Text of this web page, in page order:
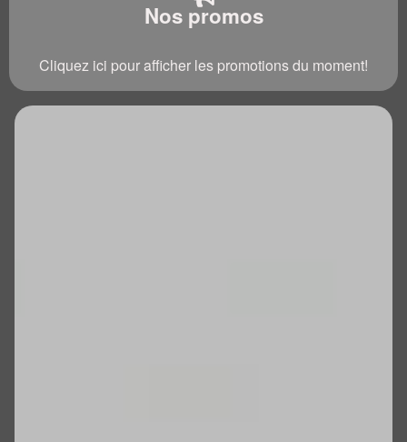
Nos promos
Cliquez ici pour afficher les promotions du moment!